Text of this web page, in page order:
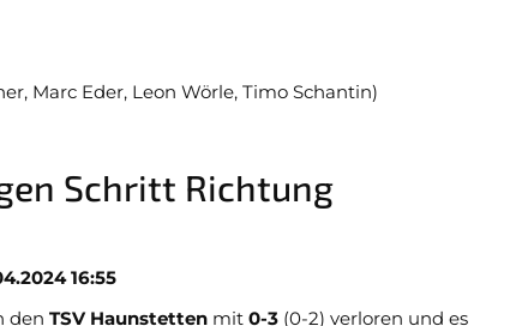
Marc Eder, Leon Wörle, Timo Schantin)
Schritt Richtung
16:55
den TSV Haunstetten mit 0-3 (0-2) verloren und es